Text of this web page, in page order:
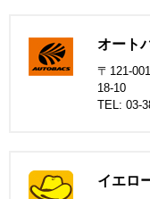
オート
〒121-
18-10
TEL: 03-
イエロ